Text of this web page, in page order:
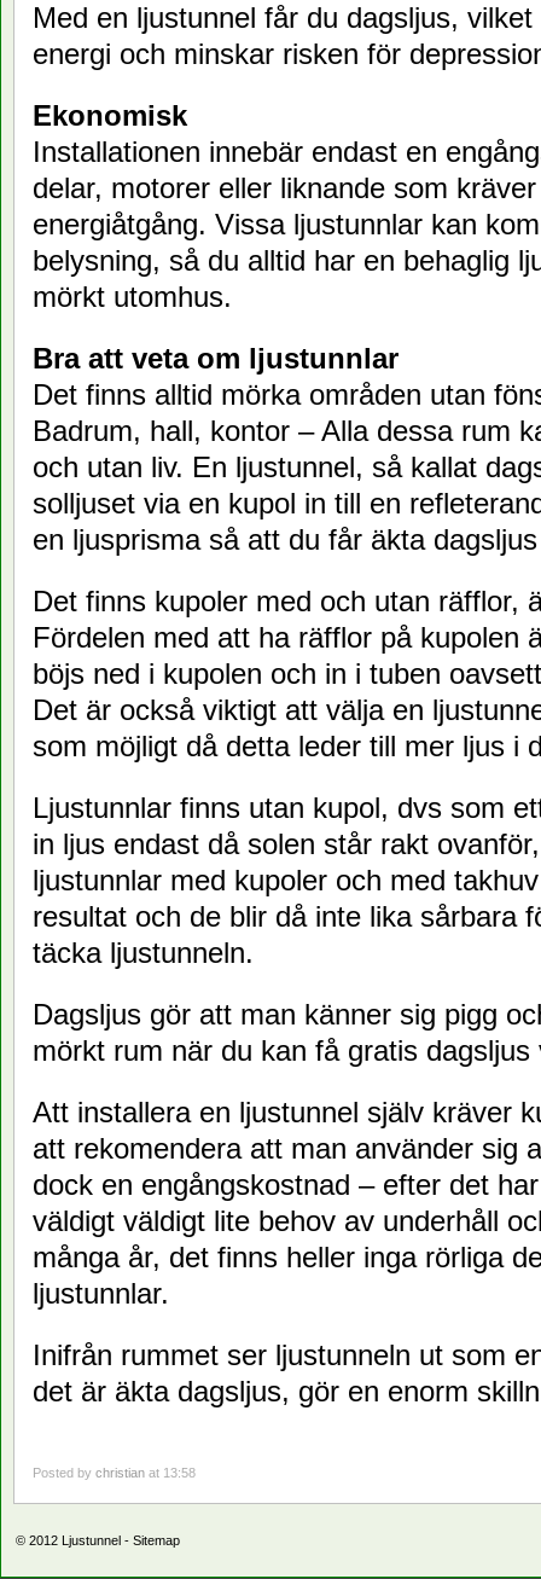
Med en ljustunnel får du dagsljus,
energi och minskar risken för
Ekonomisk
Installationen innebär endast en
delar, motorer eller liknande som
energiåtgång. Vissa ljustunnlar kan
belysning, så du alltid har en behaglig
mörkt utomhus.
Bra att veta om ljustunnlar
Det finns alltid mörka områden utan
Badrum, hall, kontor – Alla dessa rum
och utan liv. En ljustunnel, så kallat
solljuset via en kupol in till en
en ljusprisma så att du får äkta
Det finns kupoler med och utan räfflor,
Fördelen med att ha räfflor på kupolen
böjs ned i kupolen och in i tuben
Det är också viktigt att välja en
som möjligt då detta leder till mer ljus i
Ljustunnlar finns utan kupol, dvs som
in ljus endast då solen står rakt
ljustunnlar med kupoler och med
resultat och de blir då inte lika sårbara
täcka ljustunneln.
Dagsljus gör att man känner sig pigg
mörkt rum när du kan få gratis dagsljus
Att installera en ljustunnel själv kräver
att rekomendera att man använder sig
dock en engångskostnad – efter det
väldigt väldigt lite behov av underhåll
många år, det finns heller inga rörliga
ljustunnlar.
Inifrån rummet ser ljustunneln ut som
det är äkta dagsljus, gör en enorm
Posted by christian at 13:58
© 2012 Ljustunnel - Sitemap